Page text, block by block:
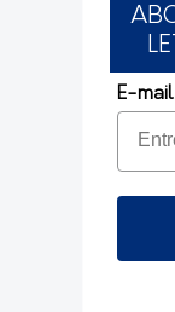
E-mail